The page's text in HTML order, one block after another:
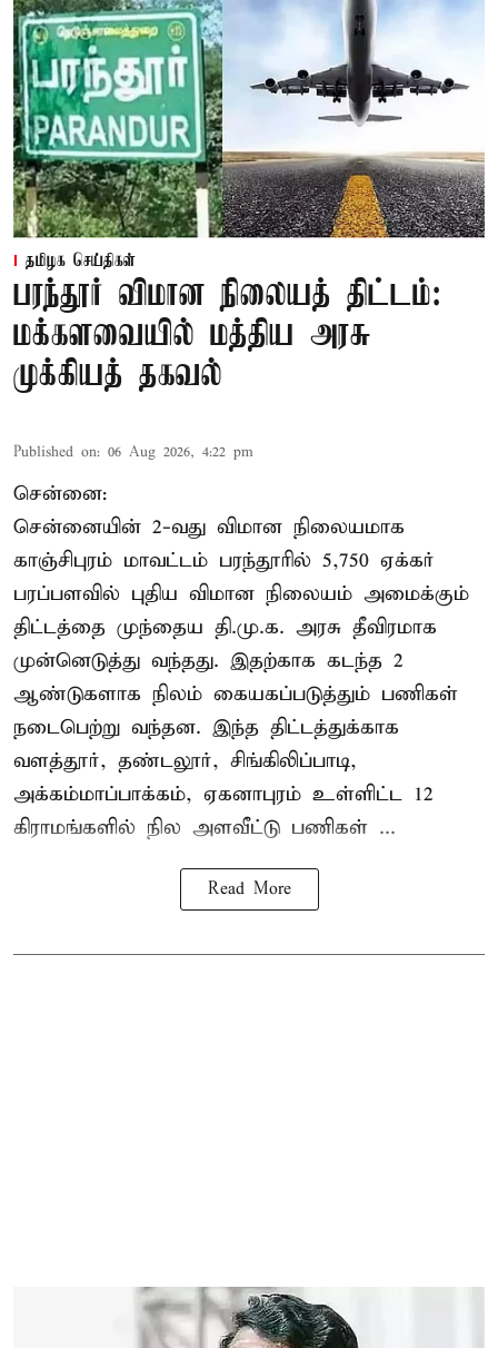
தமிழக செய்திகள்
பரந்தூர் விமான நிலையத் திட்டம்:
மக்களவையில் மத்திய அரசு
முக்கியத் தகவல்
Published on: 06 Aug 2026, 4:22 pm
சென்னை:
சென்னையின் 2-வது விமான நிலையமாக
காஞ்சிபுரம் மாவட்டம் பரந்தூரில் 5,750 ஏக்கர்
பரப்பளவில் புதிய விமான நிலையம் அமைக்கும்
திட்டத்தை முந்தைய தி.மு.க. அரசு தீவிரமாக
முன்னெடுத்து வந்தது. இதற்காக கடந்த 2
ஆண்டுகளாக நிலம் கையகப்படுத்தும் பணிகள்
நடைபெற்று வந்தன. இந்த திட்டத்துக்காக
வளத்தூர், தண்டலூர், சிங்கிலிப்பாடி,
அக்கம்மாப்பாக்கம், ஏகனாபுரம் உள்ளிட்ட 12
கிராமங்களில் நில அளவீட்டு பணிகள் ...
Read More